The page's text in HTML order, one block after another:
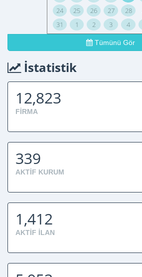
24
25 26 27 28
31
1 2 3 4
Tümünü Gör
İstatistik
12,823
FIRMA
339
AKTIF KURUM
1,412
AKTIF İLAN